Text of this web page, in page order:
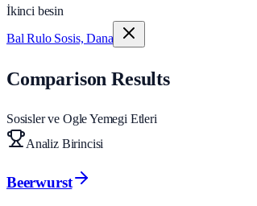
İkinci besin
Bal Rulo Sosis, Dana
Comparison Results
Sosisler ve Ogle Yemegi Etleri
Analiz Birincisi
Beerwurst